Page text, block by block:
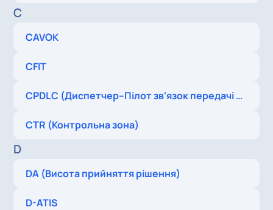
C
CAVOK
CFIT
CPDLC (Диспетчер–Пілот зв'язок передачі даних)
CTR (Контрольна зона)
D
DA (Висота прийняття рішення)
D-ATIS